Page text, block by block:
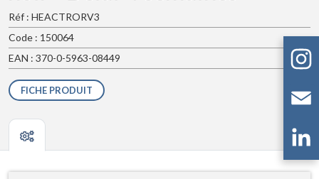
Réf : HEACTRORV3
Code : 150064
EAN : 370-0-5963-08449
FICHE PRODUIT